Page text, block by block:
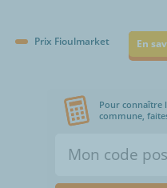
Prix Fioulmarket En
Pour connaître
commune,